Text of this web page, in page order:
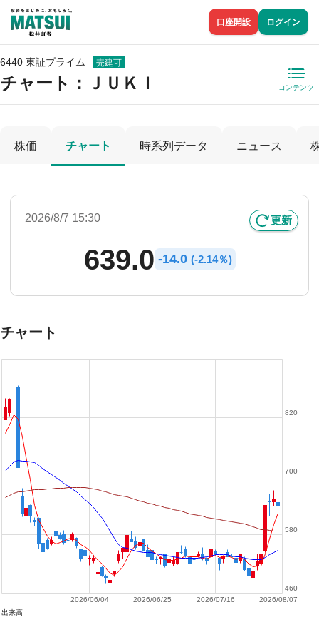
口座開設 ログイン
6440 東証プライム 売建可
チャート： ＪＵＫＩ コンテンツ
株価 チャート 時系列データ ニュース
2026/8/7 15:30 更新
639.0 -14.0 (-2.14％)
チャート
2026/08/07
2026/07/16
2026/06/25
2026/06/04
460
580
700
820
出来高